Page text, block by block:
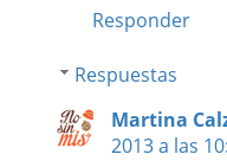
Responder
Respuestas
Martina
2013 a las